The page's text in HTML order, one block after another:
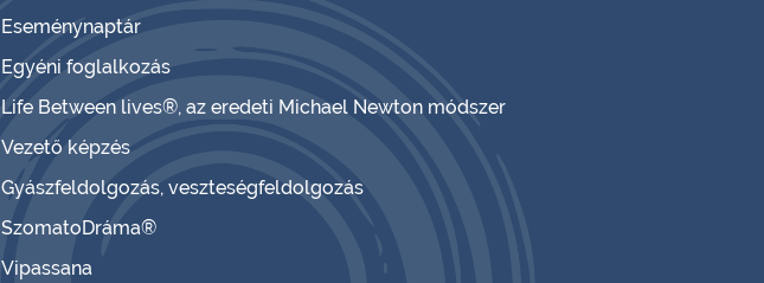
Eseménynaptár
Egyéni foglalkozás
Life Between lives®, az eredeti Michael Newton módszer
Vezető képzés
Gyászfeldolgozás, veszteségfeldolgozás
SzomatoDráma®
Vipassana